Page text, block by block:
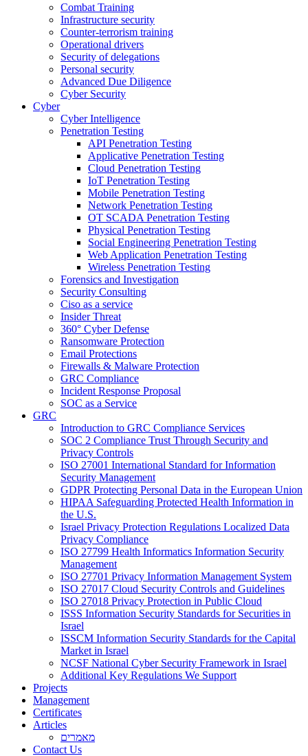
Combat Training
Infrastructure security
Counter-terrorism training
Operational drivers
Security of delegations
Personal security
Advanced Due Diligence
Cyber Security
Cyber
Cyber Intelligence
Penetration Testing
API Penetration Testing
Applicative Penetration Testing
Cloud Penetration Testing
IoT Penetration Testing
Mobile Penetration Testing
Network Penetration Testing
OT SCADA Penetration Testing
Physical Penetration Testing
Social Engineering Penetration Testing
Web Application Penetration Testing
Wireless Penetration Testing
Forensics and Investigation
Security Consulting
Ciso as a service
Insider Threat
360° Cyber Defense
Ransomware Protection
Email Protections
Firewalls & Malware Protection
GRC Compliance
Incident Response Proposal
SOC as a Service
GRC
Introduction to GRC Compliance Services
SOC 2 Compliance Trust Through Security and
Privacy Controls
ISO 27001 International Standard for Information
Security Management
GDPR Protecting Personal Data in the European Union
HIPAA Safeguarding Protected Health Information in
the U.S.
Israel Privacy Protection Regulations Localized Data
Privacy Compliance
ISO 27799 Health Informatics Information Security
Management
ISO 27701 Privacy Information Management System
ISO 27017 Cloud Security Controls and Guidelines
ISO 27018 Privacy Protection in Public Cloud
ISSS Information Security Standards for Securities in
Israel
ISSCM Information Security Standards for the Capital
Market in Israel
NCSF National Cyber Security Framework in Israel
Additional Key Regulations We Support
Projects
Management
Certificates
Articles
מאמרים
Contact Us